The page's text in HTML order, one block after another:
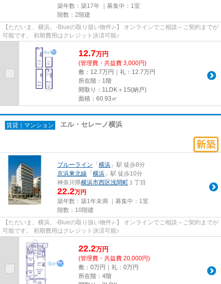
築年数：築17年 ｜募集中： 1室
階数：2階建
【ただいま、横浜。-Blueの取り扱い物件♪-】 オンラインでご相談～ご契約までが
可能です。 初期費用はクレジット決済可能♪
12.7万円
(管理費・共益費 3,000円)
敷：12.7万円｜礼：12.7万円
所在階：1階
間取り：1LDK＋1S(納戸)
面積：60.93㎡
賃貸｜マンション エル・セレーノ横浜
ブルーライン 「 横浜 」駅 徒歩8分
京浜東北線 「 横浜 」駅 徒歩10分
神奈川県横浜市西区浅間町 １丁目
22.2万円
築年数：築1年未満 ｜募集中： 1室
階数：10階建
【ただいま、横浜。-Blueの取り扱い物件♪-】 オンラインでご相談～ご契約までが
可能です。 初期費用はクレジット決済可能♪
22.2万円
(管理費・共益費 20,000円)
敷：0万円｜礼：0万円
所在階：4階